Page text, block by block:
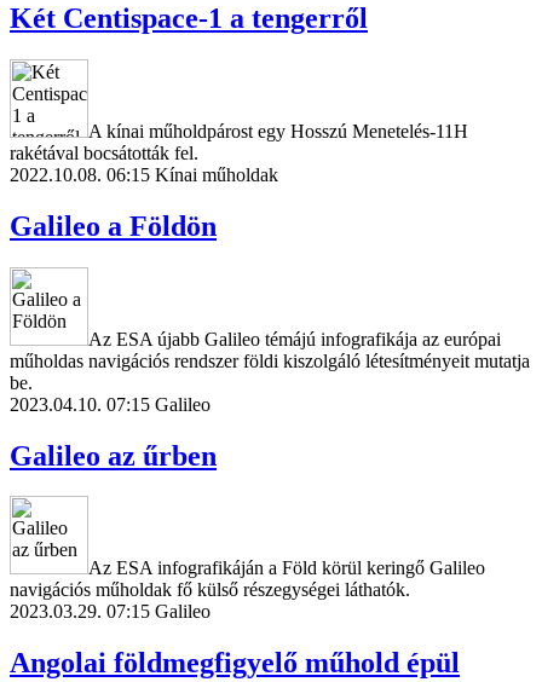
Két Centispace-1 a tengerről
A kínai műholdpárost egy Hosszú Menetelés-11H
rakétával bocsátották fel.
2022.10.08. 06:15 Kínai műholdak
Galileo a Földön
Az ESA újabb Galileo témájú infografikája az európai
műholdas navigációs rendszer földi kiszolgáló létesítményeit mutatja
be.
2023.04.10. 07:15 Galileo
Galileo az űrben
Az ESA infografikáján a Föld körül keringő Galileo
navigációs műholdak fő külső részegységei láthatók.
2023.03.29. 07:15 Galileo
Angolai földmegfigyelő műhold épül